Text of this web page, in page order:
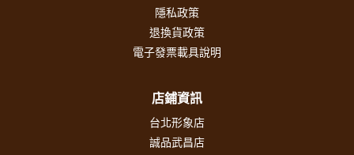
隱私政策
退換貨政策
電子發票載具說明
店鋪資訊
台北形象店
誠品武昌店